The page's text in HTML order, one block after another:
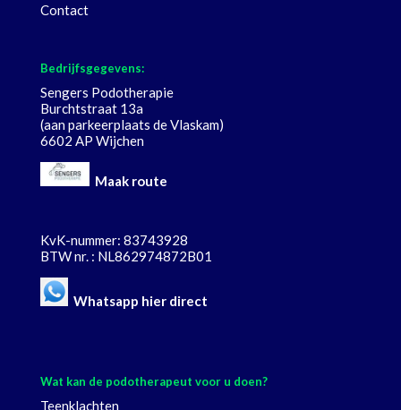
Contact
Bedrijfsgegevens:
Sengers Podotherapie
Burchtstraat 13a
(aan parkeerplaats de Vlaskam)
6602 AP Wijchen
Maak route
KvK-nummer: 83743928
BTW nr. : NL862974872B01
Whatsapp hier direct
Wat kan de podotherapeut voor u doen?
Teenklachten